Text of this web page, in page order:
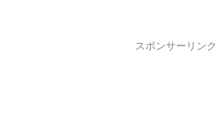
スポンサーリンク